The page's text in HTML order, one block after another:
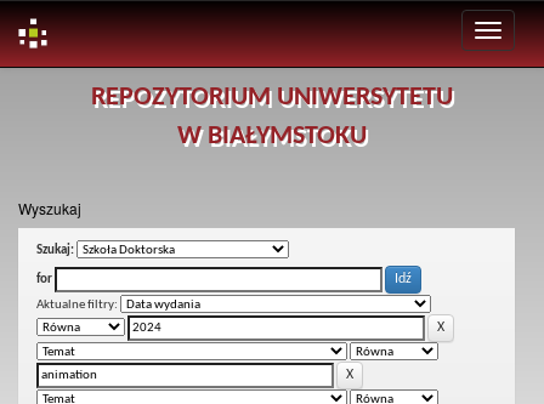
REPOZYTORIUM UNIWERSYTETU
W BIAŁYMSTOKU
Wyszukaj
Szukaj:
for
Aktualne filtry: